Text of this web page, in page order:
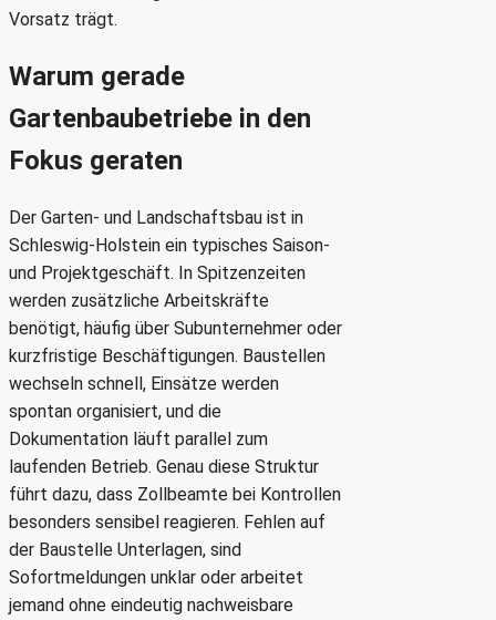
Vorsatz trägt.
Warum gerade
Gartenbaubetriebe in den
Fokus geraten
Der Garten- und Landschaftsbau ist in
Schleswig-Holstein ein typisches Saison-
und Projektgeschäft. In Spitzenzeiten
werden zusätzliche Arbeitskräfte
benötigt, häufig über Subunternehmer oder
kurzfristige Beschäftigungen. Baustellen
wechseln schnell, Einsätze werden
spontan organisiert, und die
Dokumentation läuft parallel zum
laufenden Betrieb. Genau diese Struktur
führt dazu, dass Zollbeamte bei Kontrollen
besonders sensibel reagieren. Fehlen auf
der Baustelle Unterlagen, sind
Sofortmeldungen unklar oder arbeitet
jemand ohne eindeutig nachweisbare